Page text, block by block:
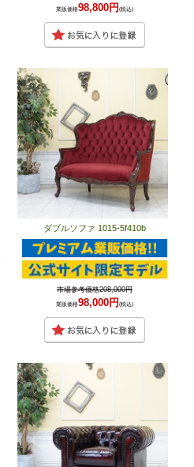
業販価格98,800円 (税込)
ダブルソファ 1015-5f410b
市場参考価格208,000円
業販価格98,000円 (税込)